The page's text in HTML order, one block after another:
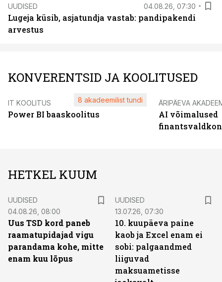
UUDISED 04.08.26, 07:30
Lugeja küsib, asjatundja vastab: pandipakendi
arvestus
KONVERENTSID JA KOOLITUSED
IT KOOLITUS
Power BI baaskoolitus
8 akadeemilist tundi ÄRIPÄEVA
AI võimalused
HETKEL KUUM
UUDISED
04.08.26, 08:00
Uus TSD kord paneb
raamatupidajad vigu
parandama kohe, mitte
enam kuu lõpus
UUDISED
13.07.26, 07:30
10. kuupäeva paine
kaob ja Excel enam ei
sobi: palgaandmed
liiguvad
maksuametisse